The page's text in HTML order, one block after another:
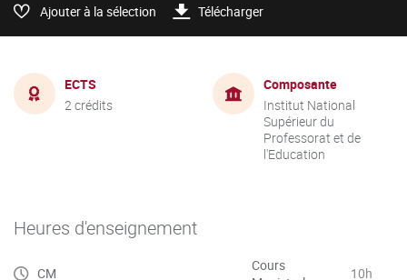
Ajouter à la sélection Télécharger
ECTS
2 crédits
Composante
Institut National
Supérieur du
Professorat et de
l'Education
Heures d'enseignement
CM
Cours
10h